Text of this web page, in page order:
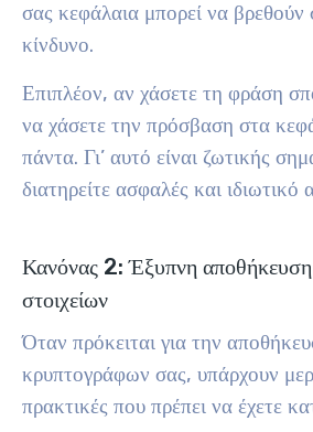
σας κεφάλαια μπορεί να
κίνδυνο.
Επιπλέον, αν χάσετε τη φράση
να χάσετε την πρόσβαση στα
πάντα. Γι’ αυτό είναι ζωτικής
διατηρείτε ασφαλές και
Κανόνας 2: Έξυπνη αποθήκευση
στοιχείων
Όταν πρόκειται για την
κρυπτογράφων σας, υπάρχουν
πρακτικές που πρέπει να έχετε